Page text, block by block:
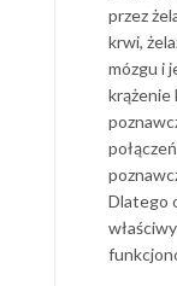
przez
krwi,
mózgu i
krążenie
Dlatego